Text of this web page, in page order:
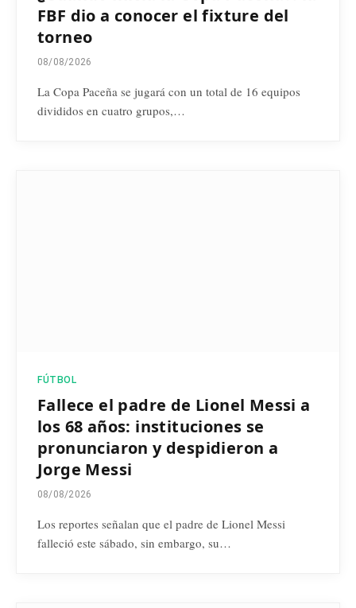
FBF dio a conocer el fixture del
torneo
08/08/2026
La Copa Paceña se jugará con un total de 16 equipos
divididos en cuatro grupos,…
FÚTBOL
Fallece el padre de Lionel Messi a
los 68 años: instituciones se
pronunciaron y despidieron a
Jorge Messi
08/08/2026
Los reportes señalan que el padre de Lionel Messi
falleció este sábado, sin embargo, su…